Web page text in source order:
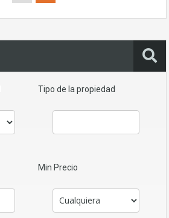
Tipo de la propiedad
Min Precio